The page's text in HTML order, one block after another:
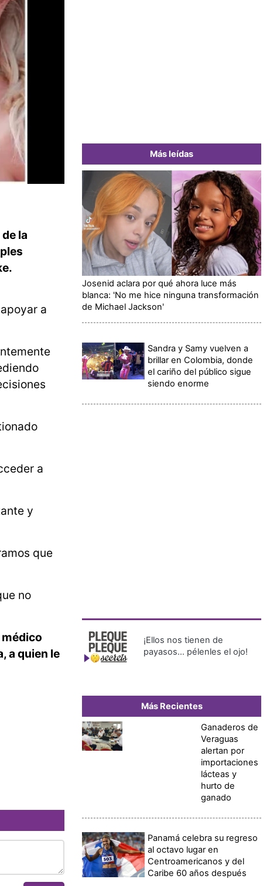
la
a
a
y
que
no
médico
a quien le
Más leídas
Josenid aclara por qué ahora luce más
blanca: 'No me hice ninguna transformación
de Michael Jackson'
Sandra y Samy vuelven a
brillar en Colombia, donde
el cariño del público sigue
siendo enorme
¡Ellos nos tienen de
payasos… pélenles el ojo!
Más Recientes
Ganaderos de
Veraguas
alertan por
importaciones
lácteas y
hurto de
ganado
Panamá celebra su regreso
al octavo lugar en
Centroamericanos y del
Caribe 60 años después